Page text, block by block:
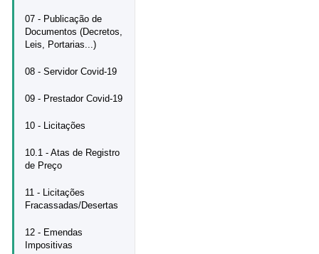
07 - Publicação de
Documentos (Decretos,
Leis, Portarias...)
08 - Servidor Covid-19
09 - Prestador Covid-19
10 - Licitações
10.1 - Atas de Registro
de Preço
11 - Licitações
Fracassadas/Desertas
12 - Emendas
Impositivas